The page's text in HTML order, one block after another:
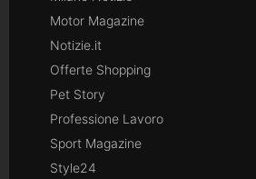
Motor Magazine
Notizie.it
Offerte Shopping
Pet Story
Professione Lavoro
Sport Magazine
Style24